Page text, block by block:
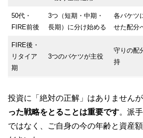
50代・
FIRE前後
3つ（短期・中期・
長期）に分け始める
各バケツ
せた配分
FIRE後・
リタイア
期
3つのバケツが主役
守りの配
持
投資に「絶対の正解」はありませんが
った戦略をとることは重要です。派
ではなく、ご自身の今の年齢と資産